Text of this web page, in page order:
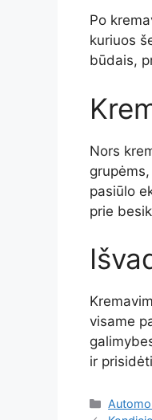
Po
kuriuos
būdais,
Nors
pasiūlo
prie
visame
ir